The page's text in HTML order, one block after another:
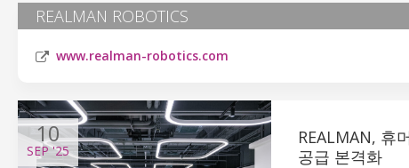
REALMAN ROBOTICS
www.realman-robotics.com
10
SEP'25
REALMAN, 휴
공급 본격화